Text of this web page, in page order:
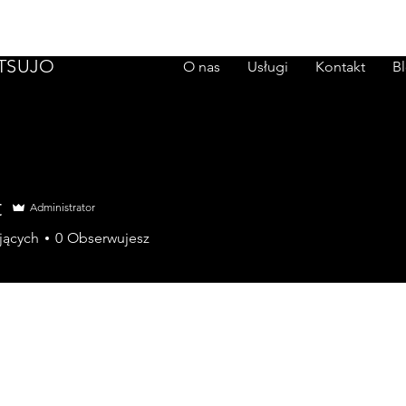
O nas Usługi Kontakt
Administrator
0 Obserwujesz